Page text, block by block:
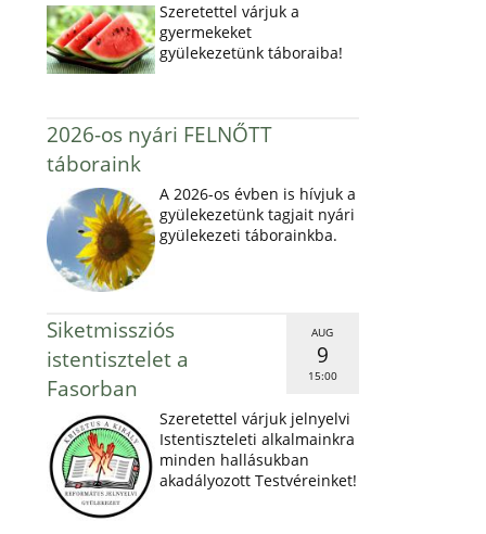
Szeretettel várjuk a
gyermekeket
gyülekezetünk táboraiba!
2026-os nyári FELNŐTT
táboraink
A 2026-os évben is hívjuk a
gyülekezetünk tagjait nyári
gyülekezeti táborainkba.
AUG
9
15:00
Siketmissziós
istentisztelet a
Fasorban
Szeretettel várjuk jelnyelvi
Istentiszteleti alkalmainkra
minden hallásukban
akadályozott Testvéreinket!